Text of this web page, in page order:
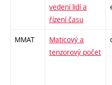
vedení lidí a
řízení času
MMAT
Maticový a
tenzorový počet